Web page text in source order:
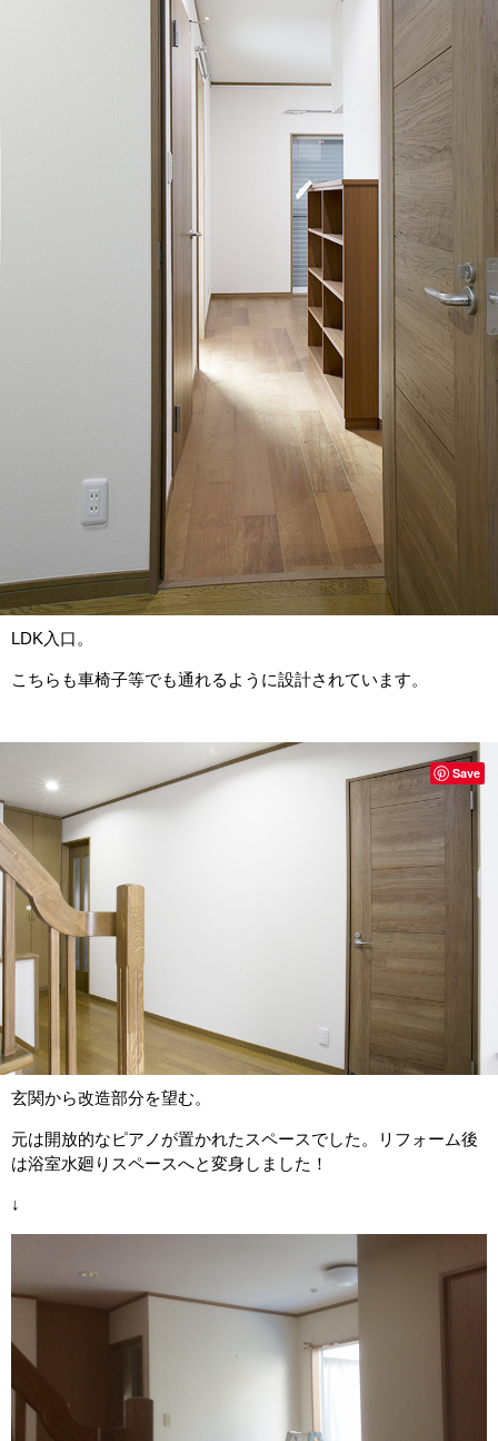
LDK入口。
こちらも車椅子等でも通れるように設計されています。
玄関から改造部分を望む。
元は開放的なピアノが置かれたスペースでした。リフォーム後
は浴室水廻りスペースへと変身しました！
↓
Save